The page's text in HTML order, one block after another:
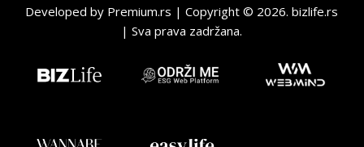
Developed by Premium.rs | Copyright © 2026.bizlife.rs
| Sva prava zadržana.